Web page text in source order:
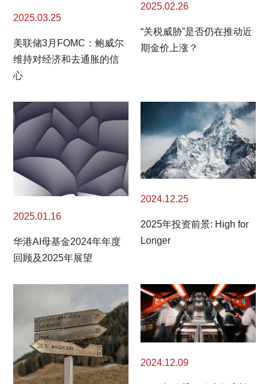
2025.03.25
美联储3月FOMC：鲍威尔
维持对经济和去通胀的信
心
2025.02.26
“关税威胁”是否仍在推动近
期金价上涨？
2025.01.16
华港AI母基金2024年年度
回顾及2025年展望
2024.12.25
2025年投资前景: High for
Longer
2024.12.09